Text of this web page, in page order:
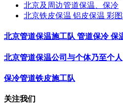
北京及周边管道保温、保冷
北京铁皮保温 铝皮保温 彩
北京管道保温施工队 管道保冷 保
北京管道保温公司与个体乃至个人
保冷管道铁皮施工队
关注我们